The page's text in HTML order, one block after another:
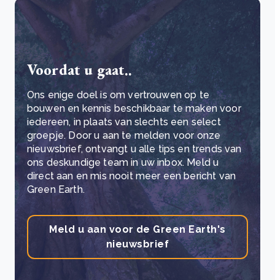
Voordat u gaat..
Ons enige doel is om vertrouwen op te
bouwen en kennis beschikbaar te maken voor
iedereen, in plaats van slechts een select
groepje. Door u aan te melden voor onze
nieuwsbrief, ontvangt u alle tips en trends van
ons deskundige team in uw inbox. Meld u
direct aan en mis nooit meer een bericht van
Green Earth.
Meld u aan voor de Green Earth's
nieuwsbrief